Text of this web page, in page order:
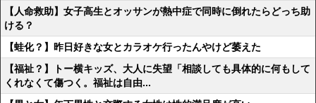
【人命救助】女子高生とオッサンが熱中症で同時に倒れたらどっち助
ける？
【蛙化？】昨日好きな女とカラオケ行ったんやけど萎えた
【福祉？】トー横キッズ、大人に失望「相談しても具体的に何もして
くれなくて傷つく。福祉は自由...